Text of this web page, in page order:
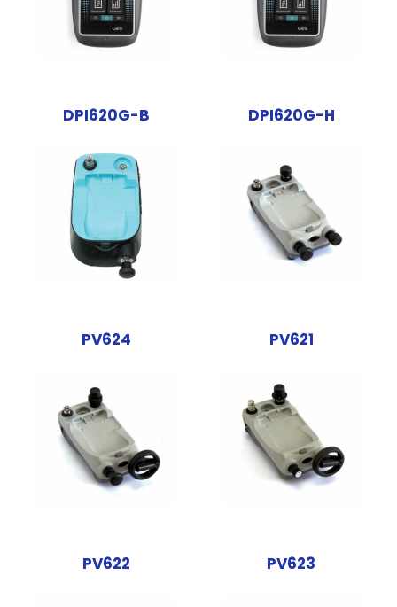
DPI620G-B DPI620G-H
PV624 PV621
PV622 PV623